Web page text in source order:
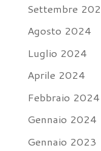
Settembre
Agosto 2024
Luglio 2024
Aprile 2024
Febbraio 2024
Gennaio 2024
Gennaio 2023